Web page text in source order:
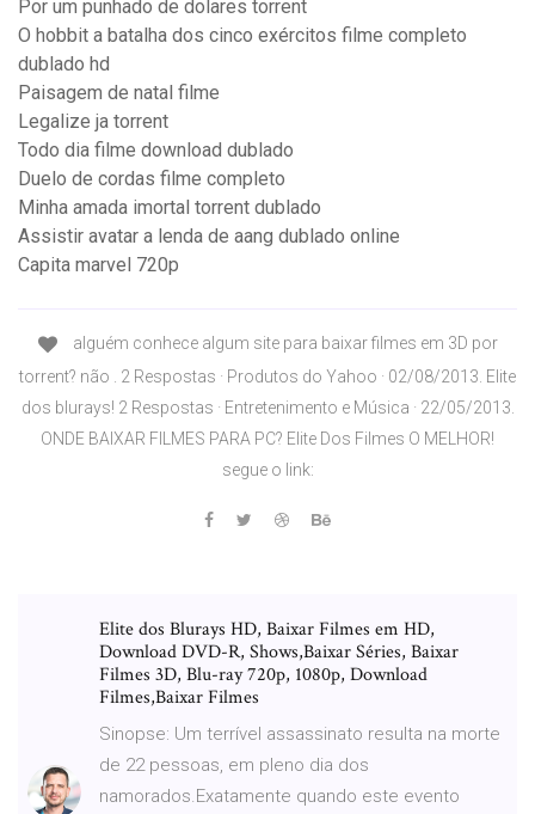
Por um punhado de dolares torrent
O hobbit a batalha dos cinco exércitos filme completo
dublado hd
Paisagem de natal filme
Legalize ja torrent
Todo dia filme download dublado
Duelo de cordas filme completo
Minha amada imortal torrent dublado
Assistir avatar a lenda de aang dublado online
Capita marvel 720p
alguém conhece algum site para baixar filmes em 3D por
torrent? não . 2 Respostas · Produtos do Yahoo · 02/08/2013. Elite
dos blurays! 2 Respostas · Entretenimento e Música · 22/05/2013.
ONDE BAIXAR FILMES PARA PC? Elite Dos Filmes O MELHOR!
segue o link:
Elite dos Blurays HD, Baixar Filmes em HD,
Download DVD-R, Shows,Baixar Séries, Baixar
Filmes 3D, Blu-ray 720p, 1080p, Download
Filmes,Baixar Filmes
Sinopse: Um terrível assassinato resulta na morte
de 22 pessoas, em pleno dia dos
namorados.Exatamente quando este evento